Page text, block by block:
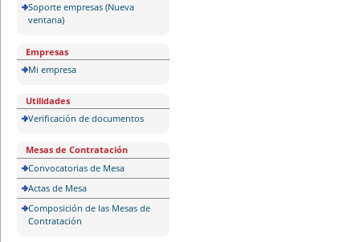
Soporte empresas (Nueva
ventana)
Empresas
Mi empresa
Utilidades
Verificación de documentos
Mesas de Contratación
Convocatorias de Mesa
Actas de Mesa
Composición de las Mesas de
Contratación